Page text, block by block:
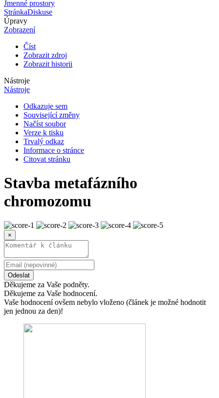
Jmenné prostory
StránkaDiskuse
Úpravy
Zobrazení
Číst
Zobrazit zdroj
Zobrazit historii
Nástroje
Nástroje
Odkazuje sem
Související změny
Načíst soubor
Verze k tisku
Trvalý odkaz
Informace o stránce
Citovat stránku
Stavba metafázního
chromozomu
×
Odeslat
Děkujeme za Vaše podněty.
Děkujeme za Vaše hodnocení.
Vaše hodnocení ovšem nebylo vloženo (článek je možné hodnotit
jen jednou za den)!